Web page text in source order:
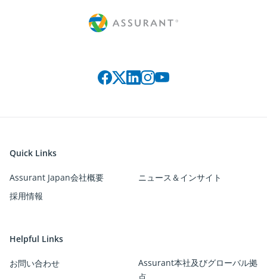
Quick Links
Assurant Japan会社概要
ニュース＆インサイト
採用情報
Helpful Links
お問い合わせ
Assurant本社及びグローバル拠